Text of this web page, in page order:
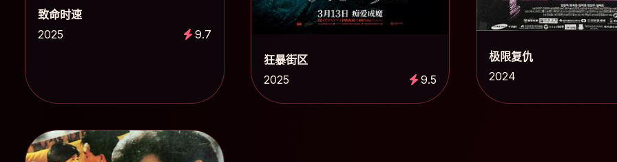
致命时速
2025
9.7
狂暴街区
2025
9.5
极限复仇
2024